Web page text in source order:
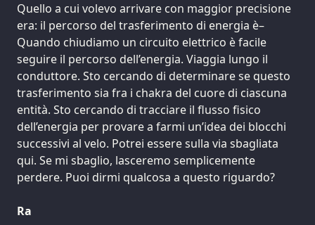
Quello a cui volevo arrivare con maggior precisione
era: il percorso del trasferimento di energia è–
Quando chiudiamo un circuito elettrico è facile
seguire il percorso dell’energia. Viaggia lungo il
conduttore. Sto cercando di determinare se questo
trasferimento sia fra i chakra del cuore di ciascuna
entità. Sto cercando di tracciare il flusso fisico
dell’energia per provare a farmi un’idea dei blocchi
successivi al velo. Potrei essere sulla via sbagliata
qui. Se mi sbaglio, lasceremo semplicemente
perdere. Puoi dirmi qualcosa a questo riguardo?
Ra